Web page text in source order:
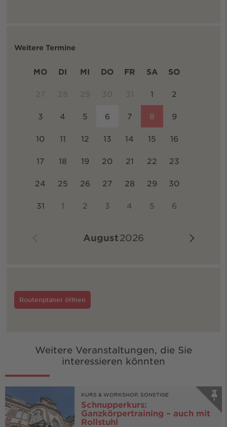
Weitere Termine
August2026
MO DI MI DO FR SA SO
27 28 29 30 31 1 2
3 4 5 6 7 8 9
10 11 12 13 14 15 16
17 18 19 20 21 22 23
24 25 26 27 28 29 30
31 1 2 3 4 5 6
Routenplaner öffnen
Weitere Veranstaltungen, die Sie
interessieren könnten
KURS & WORKSHOP, SONSTIGE
Schnupperkurs:
Ganzkörpertraining – auch mit
Rollstuhl